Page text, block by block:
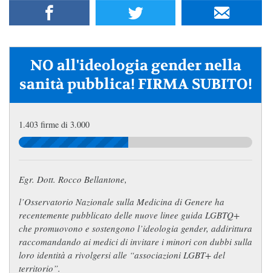
NO all'ideologia gender nella
sanità pubblica! FIRMA SUBITO!
1.403 firme di 3.000
Egr. Dott. Rocco Bellantone,
l’Osservatorio Nazionale sulla Medicina di Genere ha
recentemente pubblicato delle nuove linee guida LGBTQ+
che promuovono e sostengono l’ideologia gender, addirittura
raccomandando ai medici di invitare i minori con dubbi sulla
loro identità a rivolgersi alle “associazioni LGBT+ del
territorio”.